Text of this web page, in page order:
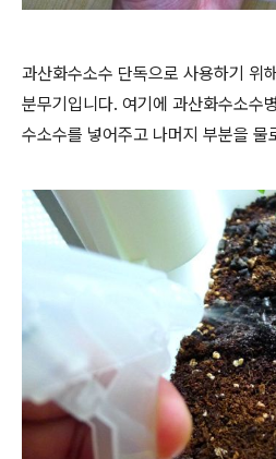
과산화수소수 단독으로 사용하기 위
분무기입니다. 여기에 과산화수소수
수소수를 넣어주고 나머지 부분을 물